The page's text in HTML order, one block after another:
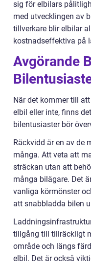
sig för elbilars
med utvecklingen av
tillverkare blir elbilar
kostnadseffektiva på
Avgörande
När det kommer till
elbil eller inte, finns
bilentusiaster bör
Räckvidd är en av de
många. Att veta att
sträckan utan att
många bilägare. Det
vanliga körmönster
att snabbladda bilen
tillgång till tillräckligt
område och längs
elbil. Det är också